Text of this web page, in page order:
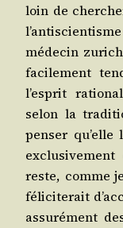
loin de
méde­cin
faci­le­ment
l’esprit
selon la
pen­ser
reste, comme
féli­ci­te­rait
assu­ré­ment